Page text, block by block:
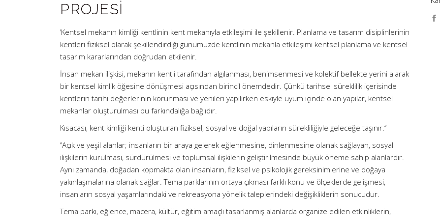
PROJESİ
’Kentsel mekanın kimliği kentlinin kent mekanıyla etkileşimi ile şekillenir. Planlama ve tasarım disiplinlerinin
kentleri fiziksel olarak şekillendirdiği günümüzde kentlinin mekanla etkileşimi kentsel planlama ve kentsel
tasarım kararlarından doğrudan etkilenir.
İnsan mekan ilişkisi, mekanın kentli tarafından algılanması, benimsenmesi ve kolektif bellekte yerini alarak
bir kentsel kimlik öğesine dönüşmesi açısından birincil önemdedir. Çünkü tarihsel süreklilik içerisinde
kentlerin tarihi değerlerinin korunması ve yenileri yapılırken eskiyle uyum içinde olan yapılar, kentsel
mekanlar oluşturulması bu farkındalığa bağlıdır.
Kısacası, kent kimliği kenti oluşturan fiziksel, sosyal ve doğal yapıların sürekliliğiyle geleceğe taşınır.’’
‘’Açık ve yeşil alanlar; insanların bir araya gelerek eğlenmesine, dinlenmesine olanak sağlayan, sosyal
ilişkilerin kurulması, sürdürülmesi ve toplumsal ilişkilerin geliştirilmesinde büyük öneme sahip alanlardır.
Aynı zamanda, doğadan kopmakta olan insanların, fiziksel ve psikolojik gereksinimlerine ve doğaya
yakınlaşmalarına olanak sağlar. Tema parklarının ortaya çıkması farklı konu ve ölçeklerde gelişmesi,
insanların sosyal yaşamlarındaki ve rekreasyona yönelik taleplerindeki değişikliklerin sonucudur.
Tema parkı, eğlence, macera, kültür, eğitim amaçlı tasarlanmış alanlarda organize edilen etkinliklerin,